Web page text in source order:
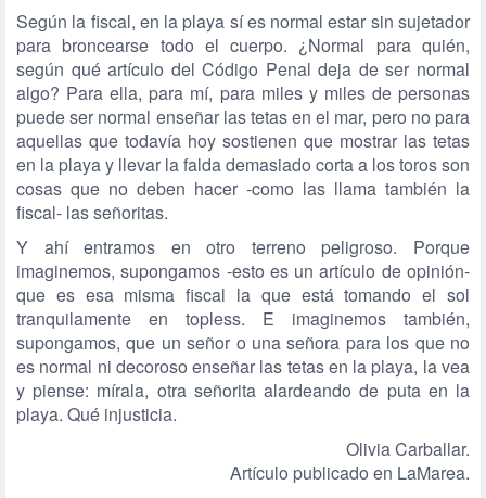
Según la fiscal, en la playa sí es normal estar sin sujetador
para broncearse todo el cuerpo. ¿Normal para quién,
según qué artículo del Código Penal deja de ser normal
algo? Para ella, para mí, para miles y miles de personas
puede ser normal enseñar las tetas en el mar, pero no para
aquellas que todavía hoy sostienen que mostrar las tetas
en la playa y llevar la falda demasiado corta a los toros son
cosas que no deben hacer -como las llama también la
fiscal- las señoritas.
Y ahí entramos en otro terreno peligroso. Porque
imaginemos, supongamos -esto es un artículo de opinión-
que es esa misma fiscal la que está tomando el sol
tranquilamente en topless. E imaginemos también,
supongamos, que un señor o una señora para los que no
es normal ni decoroso enseñar las tetas en la playa, la vea
y piense: mírala, otra señorita alardeando de puta en la
playa. Qué injusticia.
Olivia Carballar.
Artículo publicado en LaMarea.